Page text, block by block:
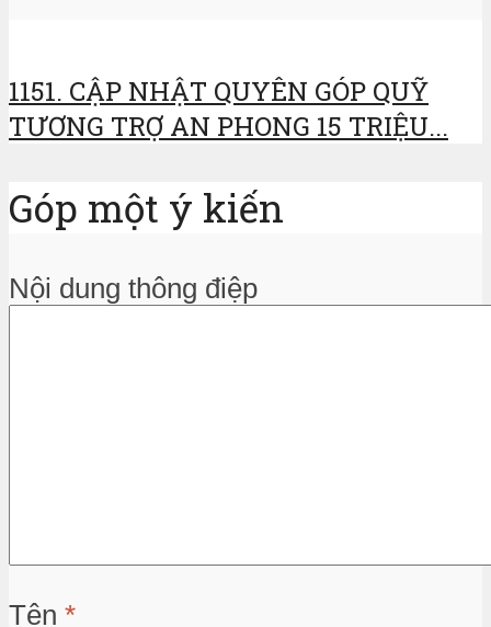
1151. CẬP NHẬT QUYÊN GÓP QUỸ
TƯƠNG TRỢ AN PHONG 15 TRIỆU...
Góp một ý kiến
Nội dung thông điệp
Tên *